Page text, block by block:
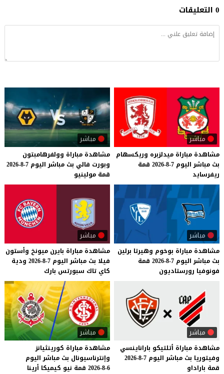
0 التعليقات
مباشر
مشاهدة مباراة ميدلزبره وريكسهام
بث مباشر اليوم 7-8-2026
قمة
ريفرسايد
مباشر
مشاهدة مباراة وولفرهامبتون
وبورت فالي بث مباشر اليوم 7-8-2026
قمة مولينيو
مباشر
مشاهدة مباراة بوخوم وهيرتا برلين
بث مباشر اليوم 7-8-2026
قمة
فونوفيا رورستاديون
مباشر
مشاهدة مباراة بايرن ميونخ وأستون
فيلا بث مباشر اليوم 7-8-2026
ودية
كاي تاك سبورتس بارك
مباشر
مشاهدة مباراة أتلتيكو باراناينسي
وفيتوريا بث مباشر اليوم 7-8-2026
قمة باراداو
مباشر
مشاهدة مباراة كورينثيانز
وإنترناسيونال بث مباشر اليوم
6-8-2026
قمة نيو كيميكا أرينا